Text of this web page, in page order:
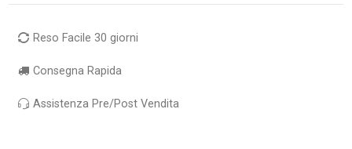
Reso Facile 30 giorni
Consegna Rapida
Assistenza Pre/Post Vendita